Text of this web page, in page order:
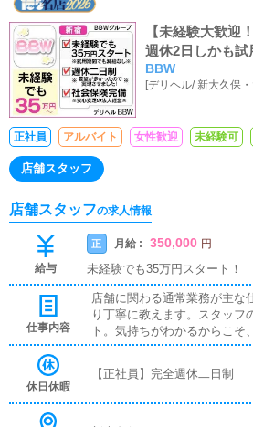
【未経験大歓迎
週休2日しかも
宿で本気で稼ぎ
BBW
[デリヘル/ 新大久保
正社員 アルバイト 女性歓迎 未経験可
店舗スタッフ
店舗スタッフの求人情報
給与
正 月給 : 350,000 円
未経験でも35万円スタート！
仕事内容
店舗に関わる通常業務が主な
り丁寧に教えます。スタッフ
ト。気持ちがわかるからこそ
ん。店舗運営、人材・店舗の
ります。※店長経験者優遇・
休日休暇
【正社員】完全週休二日制